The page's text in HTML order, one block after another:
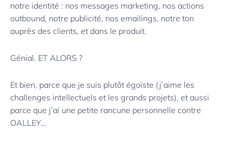
notre identité : nos messages marketing, nos actions
outbound, notre publicité, nos emailings, notre ton
auprès des clients, et dans le produit.
Génial. ET ALORS ?
Et bien, parce que je suis plutôt égoïste (j’aime les
challenges intellectuels et les grands projets), et aussi
parce que j’ai une petite rancune personnelle contre
OALLEY…